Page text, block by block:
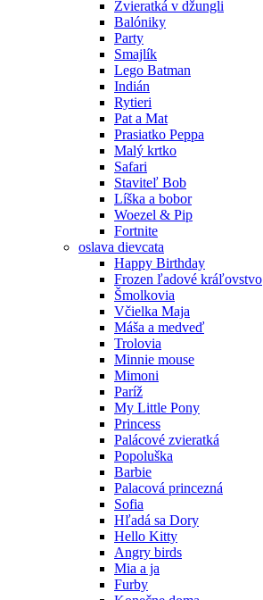
Zvieratká v džungli
Balóniky
Party
Smajlík
Lego Batman
Indián
Rytieri
Pat a Mat
Prasiatko Peppa
Malý krtko
Safari
Staviteľ Bob
Líška a bobor
Woezel & Pip
Fortnite
oslava dievcata
Happy Birthday
Frozen ľadové kráľovstvo
Šmolkovia
Včielka Maja
Máša a medveď
Trolovia
Minnie mouse
Mimoni
Paríž
My Little Pony
Princess
Palácové zvieratká
Popoluška
Barbie
Palacová princezná
Sofia
Hľadá sa Dory
Hello Kitty
Angry birds
Mia a ja
Furby